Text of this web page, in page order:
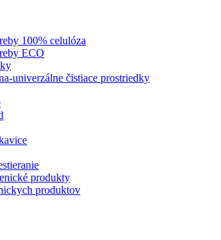
100% celulóza
ECO
univerzálne čistiace prostriedky
produkty
produktov